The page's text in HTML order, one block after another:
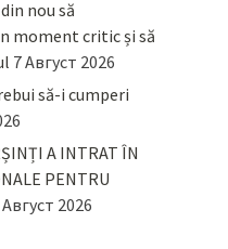
nou să
moment critic și să
7 Август 2026
să-i cumperi
A INTRAT ÎN
PENTRU
Август 2026